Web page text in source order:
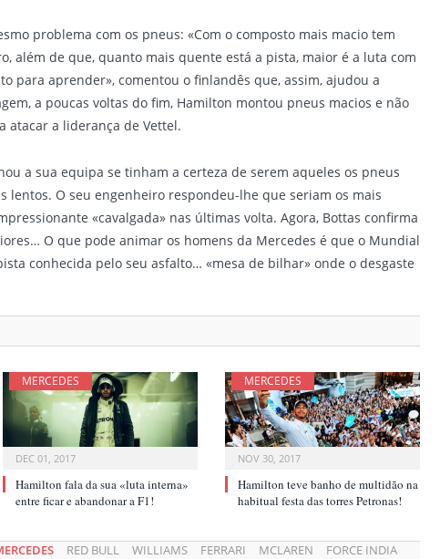
problema com os pneus: «Com o composto mais macio tem
além de que, quanto mais quente está a pista, maior é a luta com
para aprender», comentou o finlandês que, assim, ajudou a
a poucas voltas do fim, Hamilton montou pneus macios e não
atacar a liderança de Vettel.
a sua equipa se tinham a certeza de serem aqueles os pneus
lentos. O seu engenheiro respondeu-lhe que seriam os mais
«cavalgada» nas últimas volta. Agora, Bottas confirma
O que pode animar os homens da Mercedes é que o Mundial
conhecida pelo seu asfalto… «mesa de bilhar» onde o desgaste
MERCEDES
DEC 01, 2017
Hamilton fala da sua «luta interna»
entre ficar e abandonar a F1!
MERCEDES
NOV 30, 2017
Hamilton teve banho de multidão na
habitual festa das torres Petronas!
RED BULL WILLIAMS FERRARI MCLAREN FORCE INDIA